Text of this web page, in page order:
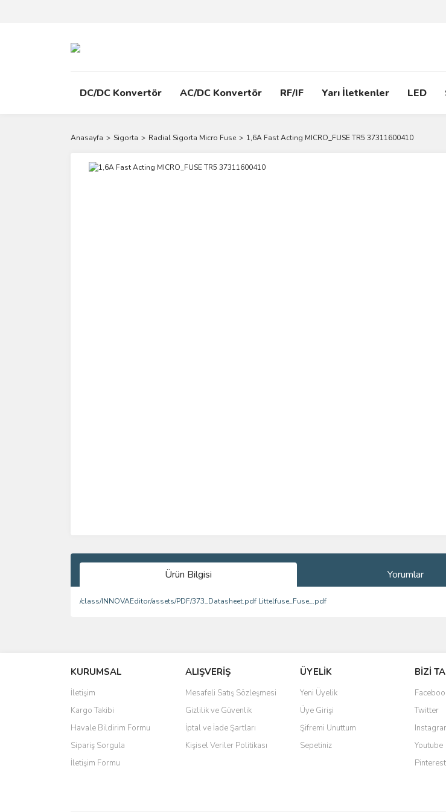
DC/DC Konvertör AC/DC Konvertör RF/IF Yarı İletkenler LED
Anasayfa Sigorta Radial Sigorta Micro Fuse 1,6A Fast Acting MICRO_FUSE TR5 37311600410
Ürün Bilgisi Yorumlar
/class/INNOVAEditor/assets/PDF/373_Datasheet.pdf Littelfuse_Fuse_.pdf
Ürün resmi kalitesiz, bozuk veya görüntülenemiyor.
Ürün açıklamasında eksik bilgiler bulunuyor.
Ürün bilgilerinde hatalar bulunuyor.
Ürün fiyatı diğer sitelerden daha pahalı.
Bu ürüne benzer farklı alternatifler olmalı.
KURUMSAL
İletişim
Kargo Takibi
Havale Bildirim Formu
Sipariş Sorgula
İletişim Formu
ALIŞVERİŞ
Mesafeli Satış Sözleşmesi
Gizlilik ve Güvenlik
İptal ve İade Şartları
Kişisel Veriler Politikası
ÜYELİK
Yeni Üyelik
Üye Girişi
Şifremi Unuttum
Sepetiniz
BİZİ
Twitter
Youtube
Pinterest